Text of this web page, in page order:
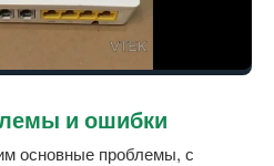
и ошибки
основные проблемы, с